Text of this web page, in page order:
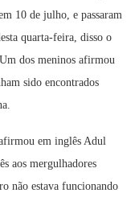
10 de julho, e passaram
quarta-feira, disso o
dos meninos afirmou
sido encontrados
em inglês Adul
aos mergulhadores
não estava funcionando